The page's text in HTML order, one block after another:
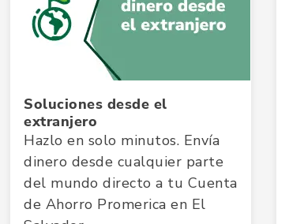
Soluciones desde el
extranjero
Hazlo en solo minutos. Envía
dinero desde cualquier parte
del mundo directo a tu Cuenta
de Ahorro Promerica en El